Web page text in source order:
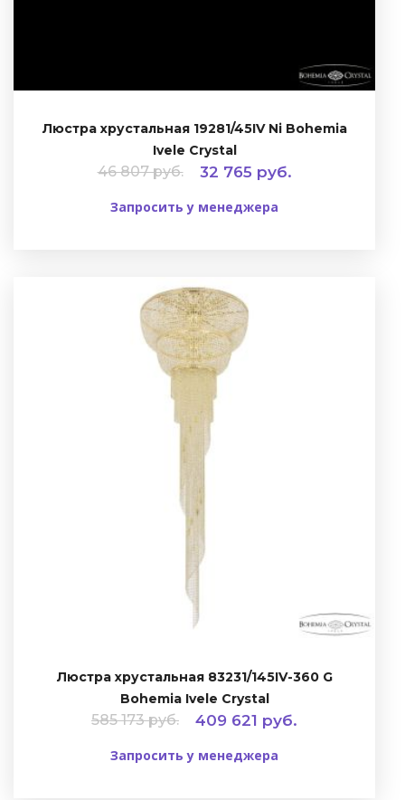
Люстра хрустальная 19281/45IV Ni Bohemia
Ivele Crystal
46 807 руб. 32 765 руб.
Запросить у менеджера
Люстра хрустальная 83231/145IV-360 G
Bohemia Ivele Crystal
585 173 руб. 409 621 руб.
Запросить у менеджера